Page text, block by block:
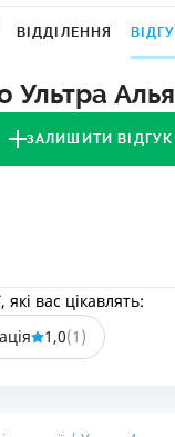
ВІДДІЛЕННЯ
Ультра
ЗАЛИШИТИ ВІДГУК
які вас цікавлять:
1,0(1 )